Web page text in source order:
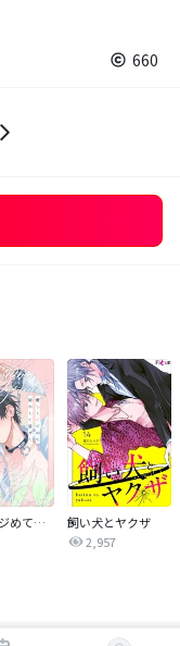
660
優しくイジめて溶かして混ぜて
飼い犬とヤクザ
2,957